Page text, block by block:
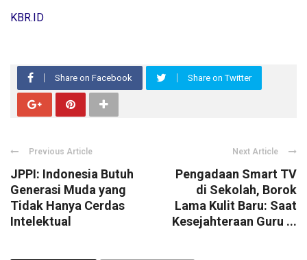
KBR.ID
Share on Facebook Share on Twitter
Previous Article
JPPI: Indonesia Butuh
Generasi Muda yang
Tidak Hanya Cerdas
Intelektual
Next Article
Pengadaan Smart TV
di Sekolah, Borok
Lama Kulit Baru: Saat
Kesejahteraan Guru ...